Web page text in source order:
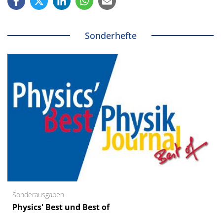
Sonderhefte
Sonderausgaben
Physics' Best und Best of